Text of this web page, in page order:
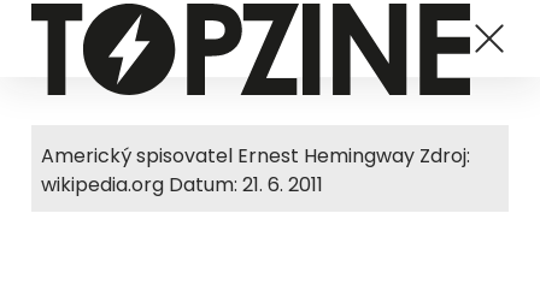
Americký spisovatel Ernest Hemingway Zdroj:
wikipedia.org Datum: 21. 6. 2011